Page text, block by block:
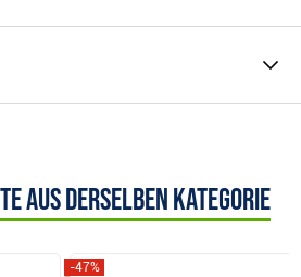
aus derselben Kategorie
-47%